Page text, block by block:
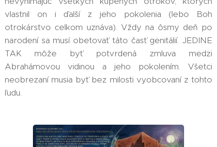
vlastnil on i ďalší z jeho pokolenia (lebo Boh
otrokárstvo celkom uznáva). Vždy na ôsmy deň po
narodení sa musí obetovať táto časť genitálií. JEDINE
TAK môže byť potvrdená zmluva medzi
Abrahámovou vidinou a jeho pokolením. Všetci
neobrezaní musia byť bez milosti vyobcovaní z tohto
ľudu.